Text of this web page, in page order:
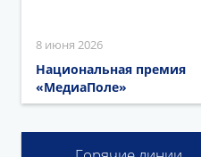
8 июня 2026
Национальная премия
«МедиаПоле»